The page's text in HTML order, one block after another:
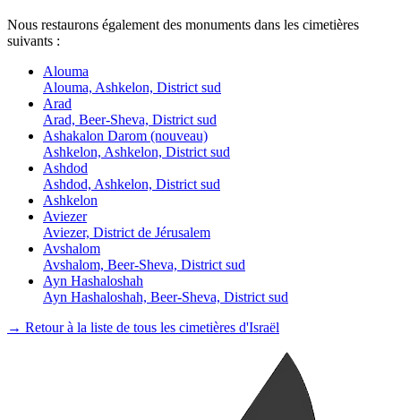
Nous restaurons également des monuments dans les cimetières
suivants :
Alouma
Alouma, Ashkelon, District sud
Arad
Arad, Beer-Sheva, District sud
Ashakalon Darom (nouveau)
Ashkelon, Ashkelon, District sud
Ashdod
Ashdod, Ashkelon, District sud
Ashkelon
Aviezer
Aviezer, District de Jérusalem
Avshalom
Avshalom, Beer-Sheva, District sud
Ayn Hashaloshah
Ayn Hashaloshah, Beer-Sheva, District sud
→ Retour à la liste de tous les cimetières d'Israël